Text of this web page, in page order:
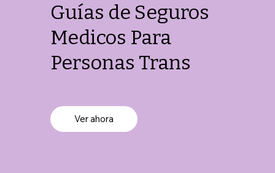
Guías de Seguros
Medicos Para
Personas Trans
Ver ahora